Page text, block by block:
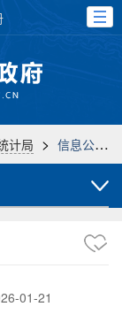
计局 > 信息公开年报
01-21